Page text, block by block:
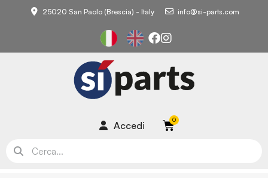
25020 San Paolo (Brescia) - Italy info@si-parts.com
Accedi